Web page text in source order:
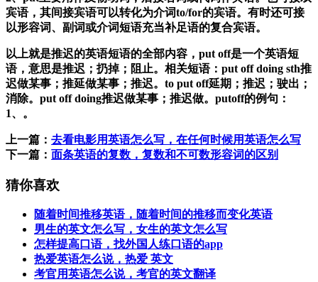
宾语，其间接宾语可以转化为介词to/for的宾语。有时还可接
以形容词、副词或介词短语充当补足语的复合宾语。
以上就是推迟的英语短语的全部内容，put off是一个英语短
语，意思是推迟；扔掉；阻止。相关短语：put off doing sth推
迟做某事；推延做某事；推迟。to put off延期；推迟；驶出；
消除。put off doing推迟做某事；推迟做。putoff的例句：
1、。
上一篇： 去看电影用英语怎么写，在任何时候用英语怎么写
下一篇： 面条英语的复数，复数和不可数形容词的区别
猜你喜欢
随着时间推移英语，随着时间的推移而变化英语
男生的英文怎么写，女生的英文怎么写
怎样提高口语，找外国人练口语的app
热爱英语怎么说，热爱 英文
考官用英语怎么说，考官的英文翻译